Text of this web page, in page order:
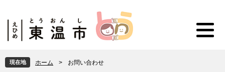
頭
で
飛
ば
現在地 ホーム > お問い合わせ